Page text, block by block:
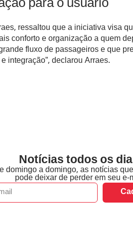
ressaltou que a iniciativa visa
conforto e organização a quem
fluxo de passageiros e que
integração”, declarou Arraes.
Notícias todos os
domingo a domingo, as notícias
pode deixar de perder em seu e-